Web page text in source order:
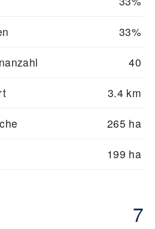
33%
40
3.4 km
265 ha
199 ha
7